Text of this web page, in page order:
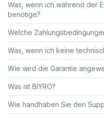
Was, wenn ich während der
benötige?
Welche
Was, wenn ich keine
Wie wird die Garantie
Was ist BIYRO?
Wie handhaben Sie den